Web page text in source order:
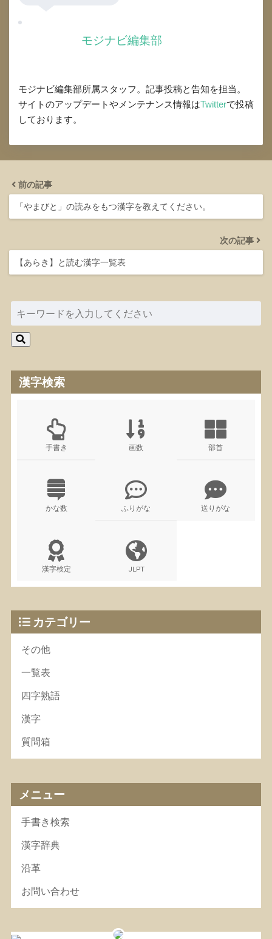
モジナビ編集部
モジナビ編集部所属スタッフ。記事投稿と告知を担当。
サイトのアップデートやメンテナンス情報はTwitterで投稿
しております。
前の記事
「やまびと」の読みをもつ漢字を教えてください。
次の記事
【あらき】と読む漢字一覧表
漢字検索
手書き 画数 部首
かな数 ふりがな 送りがな
漢字検定 JLPT
カテゴリー
その他
一覧表
四字熟語
漢字
質問箱
メニュー
手書き検索
漢字辞典
沿革
お問い合わせ